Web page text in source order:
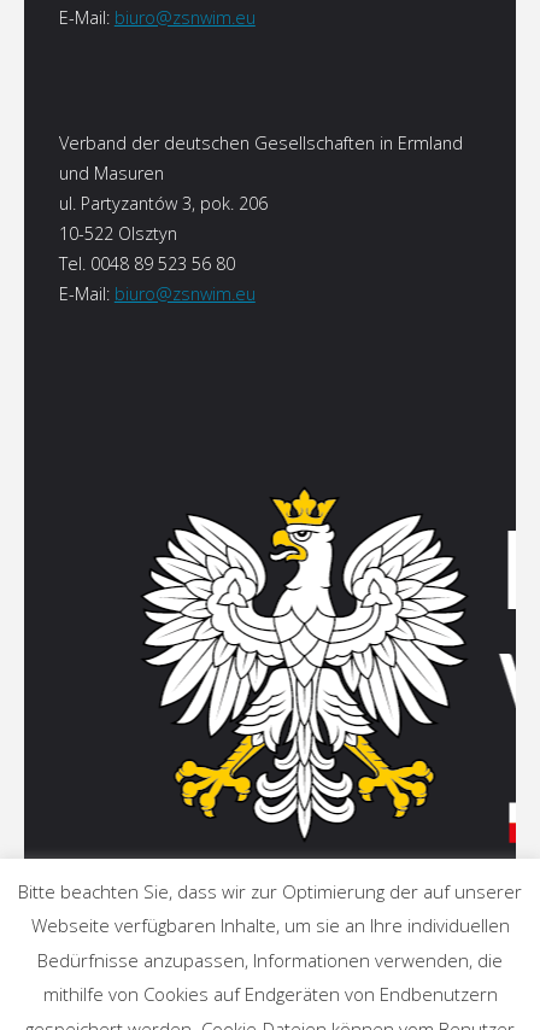
E-Mail: biuro@zsnwim.eu
Verband der deutschen Gesellschaften in Ermland
und Masuren
ul. Partyzantów 3, pok. 206
10-522 Olsztyn
Tel. 0048 89 523 56 80
E-Mail: biuro@zsnwim.eu
Bitte beachten Sie, dass wir zur Optimierung der auf unserer
Webseite verfügbaren Inhalte, um sie an Ihre individuellen
Bedürfnisse anzupassen, Informationen verwenden, die
mithilfe von Cookies auf Endgeräten von Endbenutzern